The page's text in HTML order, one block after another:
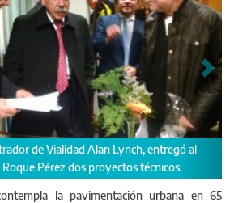
de Vialidad Alan Lynch, entregó al
Pérez dos proyectos técnicos.
la pavimentación urbana en 65